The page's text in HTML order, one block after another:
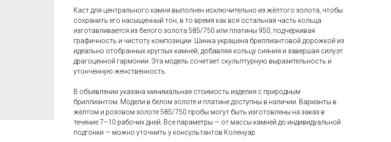
Каст для центрального камня выполнен исключительно из жёлтого золота, чтобы
сохранить его насыщенный тон, в то время как вся остальная часть кольца
изготавливается из белого золота 585/750 или платины 950, подчёркивая
графичность и чистоту композиции. Шинка украшена бриллиантовой дорожкой из
идеально отобранных круглых камней, добавляя кольцу сияния и завершая силуэт
драгоценной гармонии. Эта модель сочетает скульптурную выразительность и
утончённую женственность.
В объявлении указана минимальная стоимость изделия с природным
бриллиантом. Модели в белом золоте и платине доступны в наличии. Варианты в
жёлтом и розовом золоте 585/750 пробы могут быть изготовлены на заказ в
течение 7–10 рабочих дней. Все параметры — от массы камней до индивидуальной
подгонки — можно уточнить у консультантов Коленуар.